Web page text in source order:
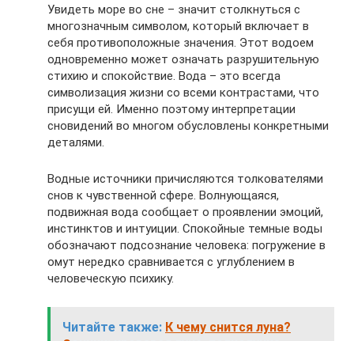
Увидеть море во сне – значит столкнуться с
многозначным символом, который включает в
себя противоположные значения. Этот водоем
одновременно может означать разрушительную
стихию и спокойствие. Вода – это всегда
символизация жизни со всеми контрастами, что
присущи ей. Именно поэтому интерпретации
сновидений во многом обусловлены конкретными
деталями.
Водные источники причисляются толкователями
снов к чувственной сфере. Волнующаяся,
подвижная вода сообщает о проявлении эмоций,
инстинктов и интуиции. Спокойные темные воды
обозначают подсознание человека: погружение в
омут нередко сравнивается с углублением в
человеческую психику.
Читайте также: К чему снится луна?